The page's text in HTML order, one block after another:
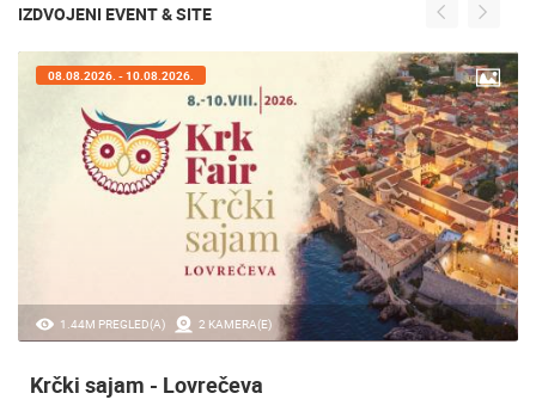
IZDVOJENI EVENT & SITE
1.44M PREGLED(A) 2 KAMERA(E)
08.08.2026. - 10.08.2026.
Krčki sajam - Lovrečeva